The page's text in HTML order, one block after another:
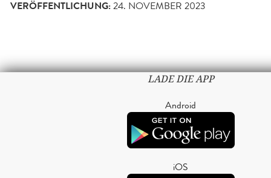
VERÖFFENTLICHUNG:24. NOVEMBER 2023
LADE DIE APP
Android
iOS